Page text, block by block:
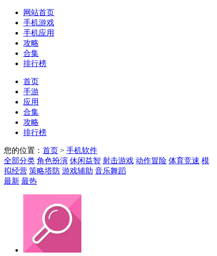
网站首页
手机游戏
手机应用
攻略
合集
排行榜
首页
手游
应用
合集
攻略
排行榜
您的位置： 首页 > 手机软件
全部分类 角色扮演 休闲益智 射击游戏 动作冒险 体育竞速 模
拟经营 策略塔防 游戏辅助 音乐舞蹈
最新 最热